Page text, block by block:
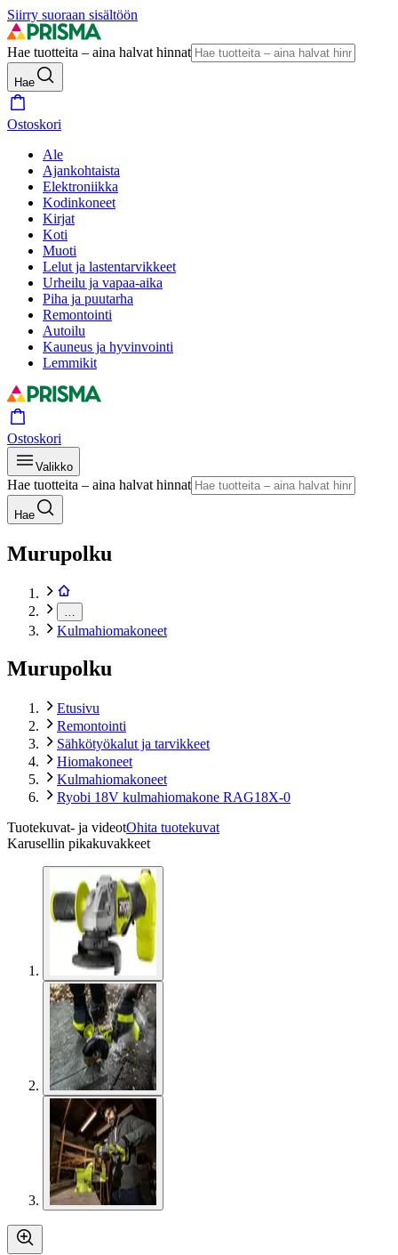
Siirry suoraan sisältöön
Hae tuotteita – aina halvat hinnat
Hae
Ostoskori
Ale
Ajankohtaista
Elektroniikka
Kodinkoneet
Kirjat
Koti
Muoti
Lelut ja lastentarvikkeet
Urheilu ja vapaa-aika
Piha ja puutarha
Remontointi
Autoilu
Kauneus ja hyvinvointi
Lemmikit
Ostoskori
Valikko
Hae tuotteita – aina halvat hinnat
Hae
Murupolku
Kulmahiomakoneet
Murupolku
Etusivu
Remontointi
Sähkötyökalut ja tarvikkeet
Hiomakoneet
Kulmahiomakoneet
Ryobi 18V kulmahiomakone RAG18X-0
Tuotekuvat- ja videotOhita tuotekuvat
Karusellin pikakuvakkeet